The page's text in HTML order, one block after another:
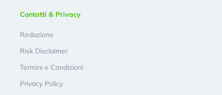
Contatti & Privacy
Redazione
Risk Disclaimer
Termini e Condizioni
Privacy Policy